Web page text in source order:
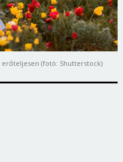
erőteljesen (fotó: Shutterstock)